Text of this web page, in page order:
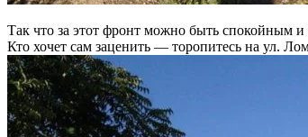
Так что за этот фронт можно быть спокойным и
Кто хочет сам заценить — торопитесь на ул.